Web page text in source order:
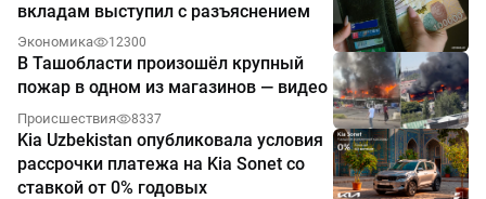
вкладам выступил с разъяснением
Экономика 12300
В Ташобласти произошёл крупный
пожар в одном из магазинов — видео
Происшествия 8337
Kia Uzbekistan опубликовала условия
рассрочки платежа на Kia Sonet со
ставкой от 0% годовых